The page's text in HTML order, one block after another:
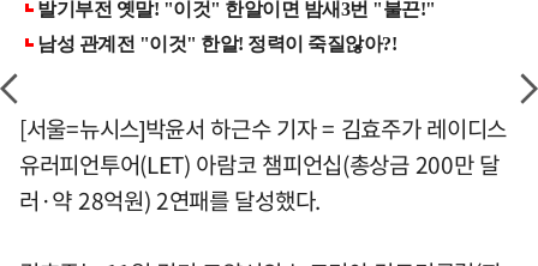
[서울=뉴시스]박윤서 하근수 기자 = 김효주가 레이디스
유러피언투어(LET) 아람코 챔피언십(총상금 200만 달
러·약 28억원) 2연패를 달성했다.